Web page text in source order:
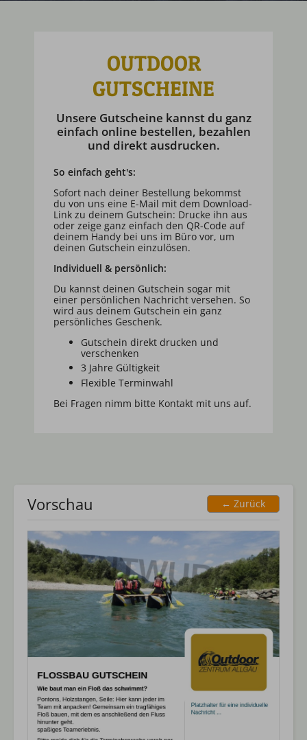
OUTDOOR
GUTSCHEINE
Unsere Gutscheine kannst du ganz
einfach online bestellen, bezahlen
und direkt ausdrucken.
So einfach geht's:
Sofort nach deiner Bestellung bekommst
du von uns eine E-Mail mit dem Download-
Link zu deinem Gutschein: Drucke ihn aus
oder zeige ganz einfach den QR-Code auf
deinem Handy bei uns im Büro vor, um
deinen Gutschein einzulösen.
Individuell & persönlich:
Du kannst deinen Gutschein sogar mit
einer persönlichen Nachricht versehen. So
wird aus deinem Gutschein ein ganz
persönliches Geschenk.
Gutschein direkt drucken und
verschenken
3 Jahre Gültigkeit
Flexible Terminwahl
Bei Fragen nimm bitte Kontakt mit uns auf.
Vorschau ← Zurück